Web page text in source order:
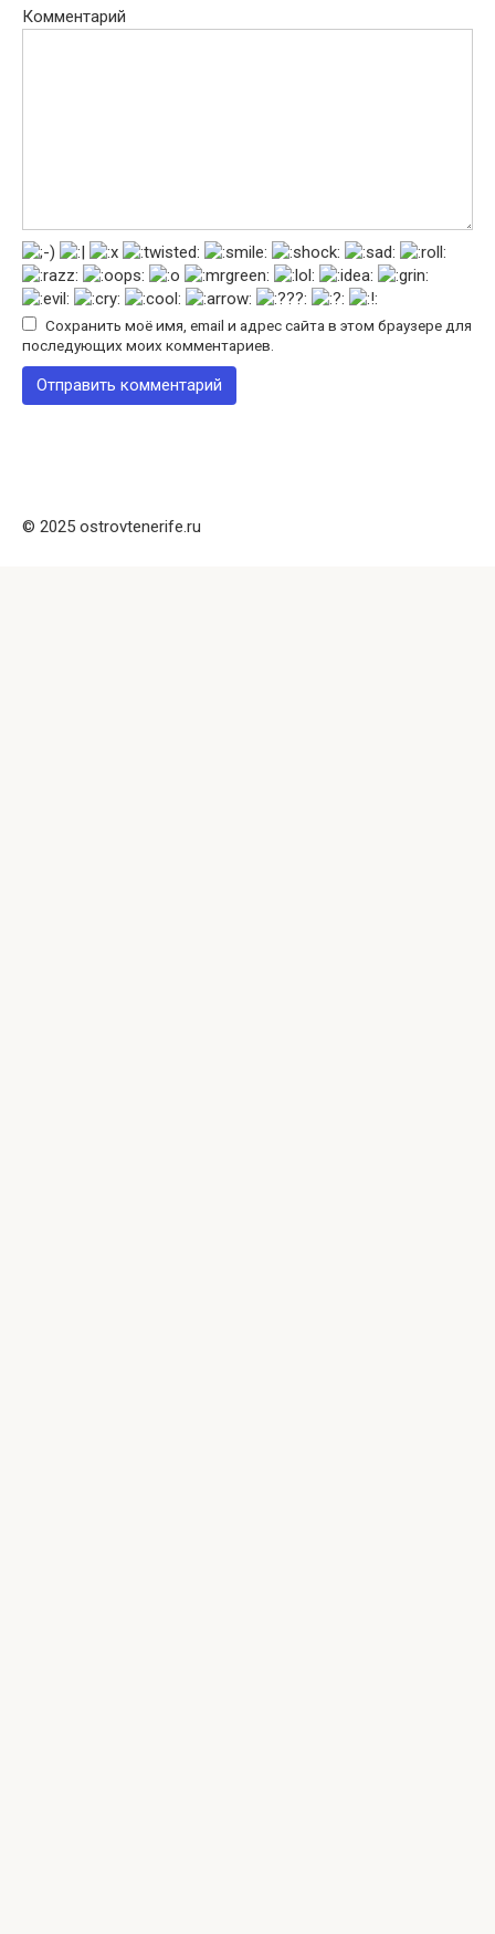
Комментарий
Сохранить моё имя, email и адрес сайта в этом браузере для
последующих моих комментариев.
© 2025 ostrovtenerife.ru